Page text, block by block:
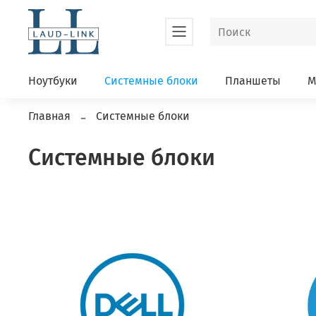
Ноутбуки Системные блоки Планшеты
Главная Системные блоки
Системные блоки